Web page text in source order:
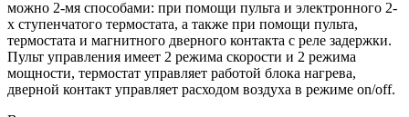
можно 2-мя способами: при помощи пульта и электронного 2-
х ступенчатого термостата, а также при помощи пульта,
термостата и магнитного дверного контакта с реле задержки.
Пульт управления имеет 2 режима скорости и 2 режима
мощности, термостат управляет работой блока нагрева,
дверной контакт управляет расходом воздуха в режиме on/off.